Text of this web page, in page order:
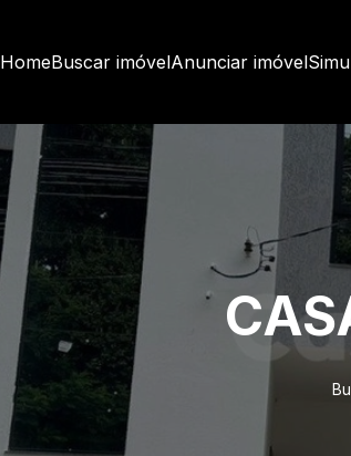
HomeBuscar imóvelAnunciar imóvel